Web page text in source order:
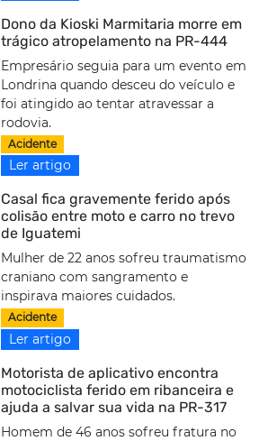
Dono da Kioski Marmitaria morre em
trágico atropelamento na PR-444
Empresário seguia para um evento em
Londrina quando desceu do veículo e
foi atingido ao tentar atravessar a
rodovia.
Acidente
Ler artigo
Casal fica gravemente ferido após
colisão entre moto e carro no trevo
de Iguatemi
Mulher de 22 anos sofreu traumatismo
craniano com sangramento e
inspirava maiores cuidados.
Acidente
Ler artigo
Motorista de aplicativo encontra
motociclista ferido em ribanceira e
ajuda a salvar sua vida na PR-317
Homem de 46 anos sofreu fratura no